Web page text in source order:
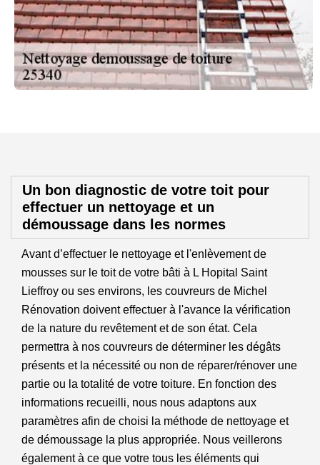
Un bon diagnostic de votre toit pour
effectuer un nettoyage et un
démoussage dans les normes
Avant d’effectuer le nettoyage et l'enlèvement de
mousses sur le toit de votre bâti à L Hopital Saint
Lieffroy ou ses environs, les couvreurs de Michel
Rénovation doivent effectuer à l'avance la vérification
de la nature du revêtement et de son état. Cela
permettra à nos couvreurs de déterminer les dégâts
présents et la nécessité ou non de réparer/rénover une
partie ou la totalité de votre toiture. En fonction des
informations recueilli, nous nous adaptons aux
paramètres afin de choisi la méthode de nettoyage et
de démoussage la plus appropriée. Nous veillerons
également à ce que votre tous les éléments qui